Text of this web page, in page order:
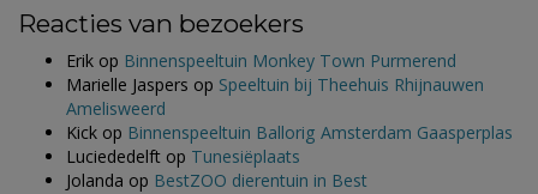
Reacties van bezoekers
Erik op Binnenspeeltuin Monkey Town Purmerend
Marielle Jaspers op Speeltuin bij Theehuis Rhijnauwen
Amelisweerd
Kick op Binnenspeeltuin Ballorig Amsterdam Gaasperplas
Luciededelft op Tunesiëplaats
Jolanda op BestZOO dierentuin in Best